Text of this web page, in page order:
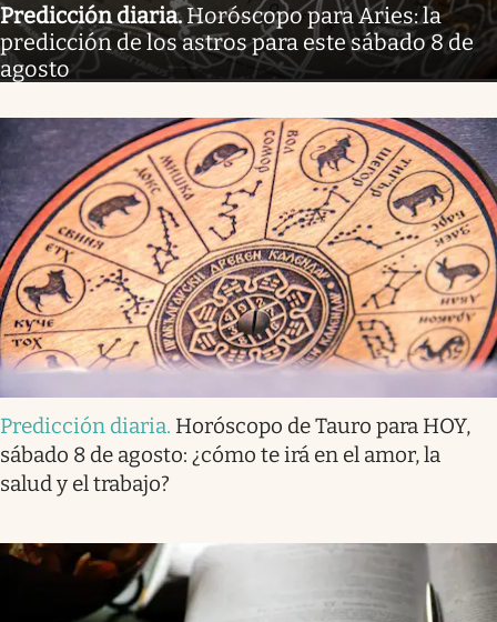
Predicción diaria.Horóscopo para Aries: la
predicción de los astros para este sábado 8 de
agosto
Predicción diaria. Horóscopo de Tauro para HOY,
sábado 8 de agosto: ¿cómo te irá en el amor, la
salud y el trabajo?